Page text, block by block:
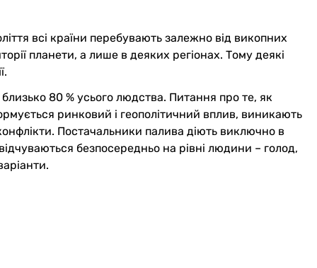
всі країни перебувають залежно від викопних
планети, а лише в деяких регіонах. Тому деякі
80 % усього людства. Питання про те, як
ринковий і геополітичний вплив, виникають
Постачальники палива діють виключно в
безпосередньо на рівні людини – голод,